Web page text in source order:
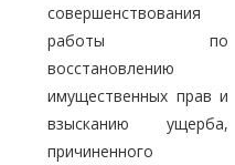
совершенствования
работы по
восстановлению
имущественных прав и
взысканию ущерба,
причиненного